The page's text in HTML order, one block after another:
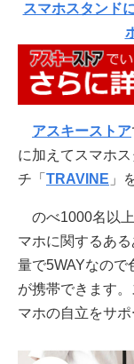
スマホスタンド
アスキーストア
に加えてスマホ
チ「 TRAVINE 」
のべ1000名以
マホに関するあ
量で5WAYなので
が携帯できます
マホの自立をサポ